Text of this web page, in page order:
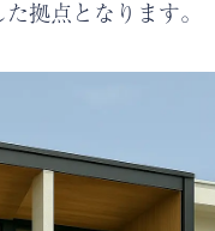
拠点となります。